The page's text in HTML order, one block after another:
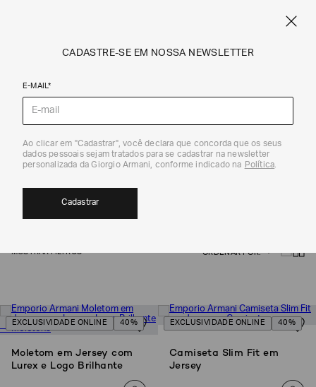
Emporio Armani
SALE FEMININO | EMPORIO ARMANI
MOSTRAR FILTROS ORDENAR POR
EXCLUSIVIDADE ONLINE 40%
Moletom em Jersey com
Lurex e Logo Brilhante
EXCLUSIVIDADE ONLINE 40%
Camiseta Slim Fit em
Jersey
CADASTRE-SE EM NOSSA NEWSLETTER
E-MAIL*
Ao clicar em "Cadastrar", você declara que concorda que os seus
dados pessoais sejam tratados para se cadastrar na newsletter
personalizada da Giorgio Armani, conforme indicado na Política.
Cadastrar